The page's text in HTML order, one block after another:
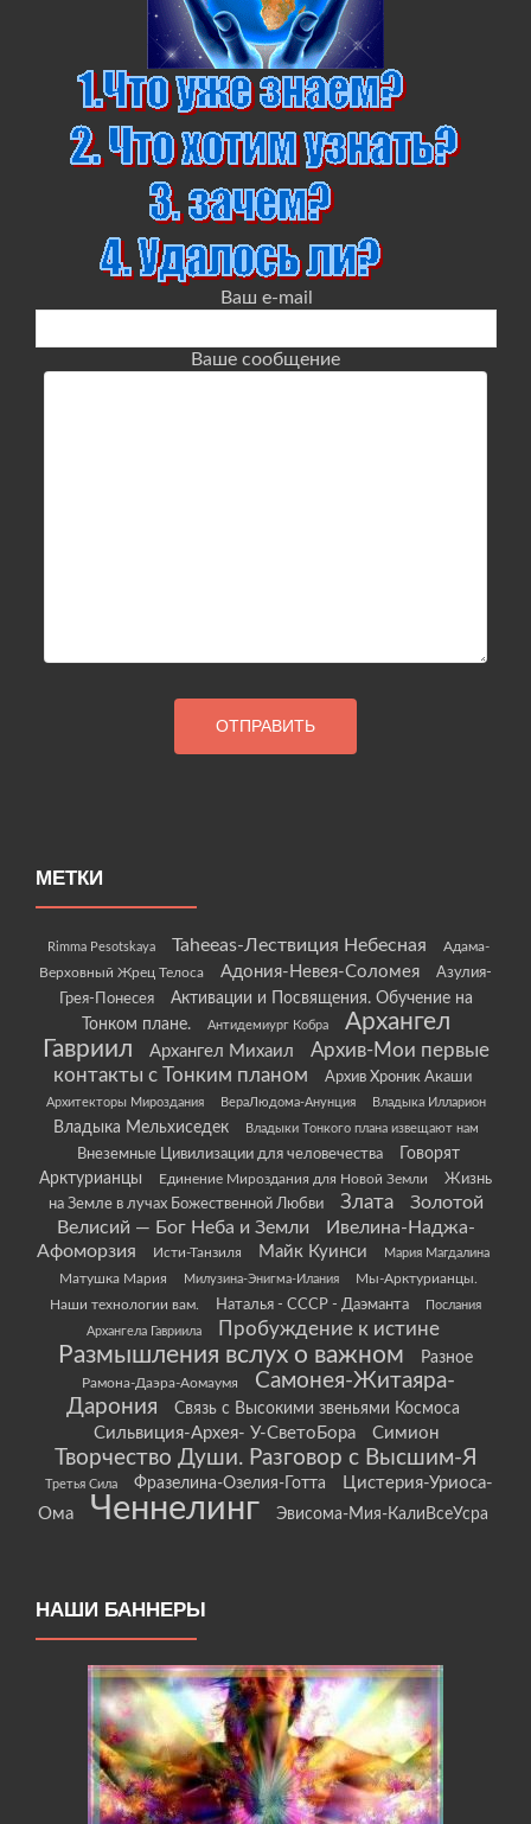
Ваш e-mail
Ваше сообщение
МЕТКИ
Rimma Pesotskaya Taheeas-Лествиция Небесная
Адама-
Верховный Жрец Телоса
Адония-Невея-Соломея
Азулия-
Грея-Понесея
Активации и Посвящения. Обучение на
Тонком плане.
Антидемиург Кобра
Архангел
Гавриил
Архангел Михаил
Архив-Мои первые
контакты с Тонким планом
Архив Хроник Акаши
Архитекторы Мироздания ВераЛюдома-Анунция Владыка Илларион
Владыка Мельхиседек Владыки Тонкого плана извещают нам
Внеземные Цивилизации для человечества
Говорят
Арктурианцы
Единение Мироздания для Новой Земли
Жизнь
на Земле в лучах Божественной Любви
Злата
Золотой
Велисий — Бог Неба и Земли
Ивелина-Наджа-
Афоморзия
Исти-Танзиля Майк Куинси Мария Магдалина
Матушка Мария Милузина-Энигма-Илания
Мы-Арктурианцы.
Наши технологии вам.
Наталья - СССР - Даэманта
Послания
Архангела Гавриила
Пробуждение к истине
Размышления вслух о важном Разное
Рамона-Даэра-Аомаумя
Самонея-Житаяра-
Дарония
Связь с Высокими звеньями Космоса
Сильвиция-Архея- У-СветоБора Симион
Творчество Души. Разговор с Высшим-Я
Третья Сила Фразелина-Озелия-Готта
Цистерия-Уриоса-
Ома
Ченнелинг Эвисома-Мия-КалиВсеУсра
НАШИ БАННЕРЫ